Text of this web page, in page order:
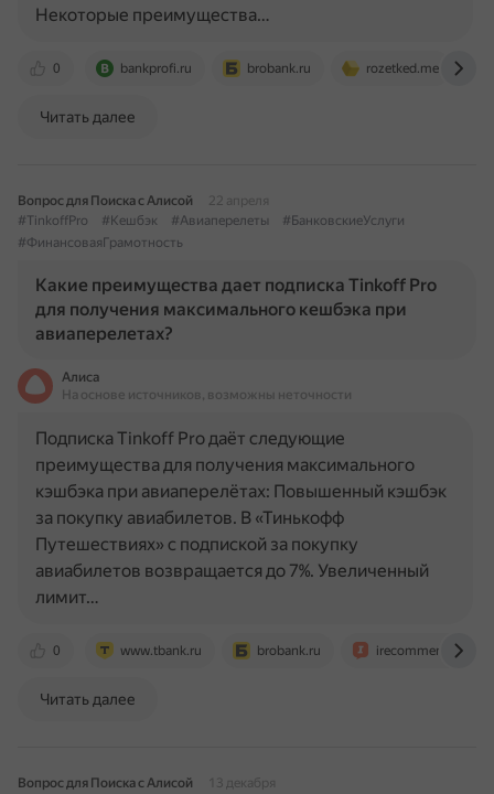
0 bankprofi.ru brobank.ru rozetked.me
Некоторые преимущества…
Читать далее
Вопрос для Поиска с Алисой
22 апреля
#TinkoffPro
#Кешбэк #Авиаперелеты
#БанковскиеУслуги
#ФинансоваяГрамотность
Какие преимущества дает подписка Tinkoff Pro
для получения максимального кешбэка при
авиаперелетах?
Алиса
На основе источников, возможны неточности
0 www.tbank.ru brobank.ru irecommend.ru
Подписка Tinkoff Pro даёт следующие
преимущества для получения максимального
кэшбэка при авиаперелётах: Повышенный кэшбэк
за покупку авиабилетов. В «Тинькофф
Путешествиях» с подпиской за покупку
авиабилетов возвращается до 7%. Увеличенный
лимит…
Читать далее
Вопрос для Поиска с Алисой
13 декабря